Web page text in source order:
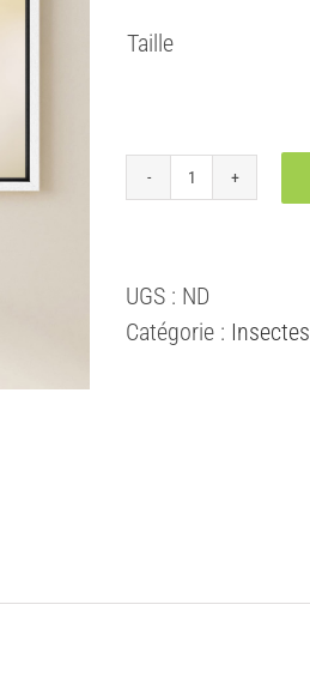
Taille
quantité
(Carpocoris
sp.)
UGS : ND
Catégorie : Insectes